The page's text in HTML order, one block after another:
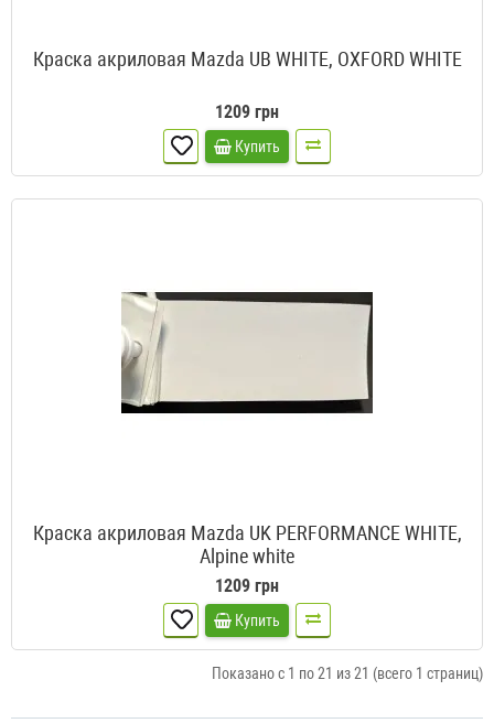
Краска акриловая Mazda UB WHITE, OXFORD WHITE
1209 грн
Купить
Краска акриловая Mazda UK PERFORMANCE WHITE,
Alpine white
1209 грн
Купить
Показано с 1 по 21 из 21 (всего 1 страниц)